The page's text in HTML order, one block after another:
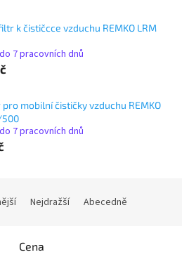
k čističcce vzduchu REMKO LRM
7 pracovních dnů
pro mobilní čističky vzduchu REMKO
500
7 pracovních dnů
Nejdražší Abecedně
Cena